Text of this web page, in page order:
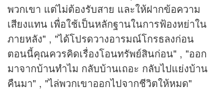
พวกเขา แต่ไม่ต้องรับสาย และให้ฝากข้อความ
เสียงแทน เพื่อใช้เป็นหลักฐานในการฟ้องหย่าใน
ภายหลัง" , "ได้โปรดวางอารมณ์โกรธลงก่อน
ตอนนี้คุณควรคิดเรื่องโอนทรัพย์สินก่อน" , "ออก
มาจากบ้านทำไม กลับบ้านเถอะ กลับไปแย่งบ้าน
คืนมา" , "ไล่พวกเขาออกไปจากชีวิตให้หมด"